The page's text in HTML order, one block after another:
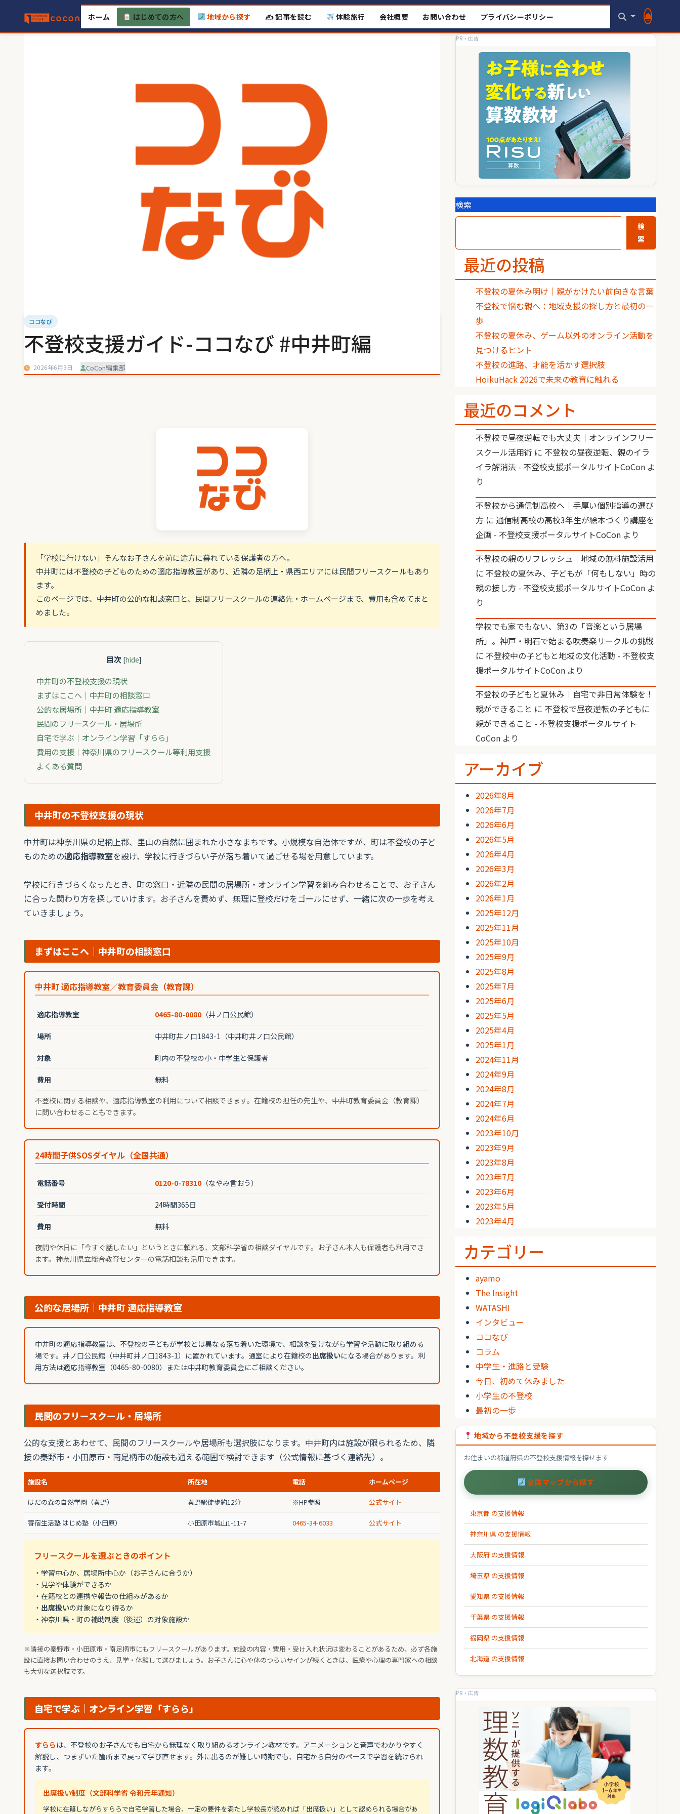
content
ホーム はじめての方へ 地域から探す ✍️ 記事を読む 体験旅行 会社概要 お問い合わせ プライバシーポリシー
ココなび
不登校支援ガイド-ココなび #中井町編
2026年6月3日 CoCon編集部
「学校に行けない」――そんなお子さんを前に途方に暮れている保護者の方へ。
中井町には不登校の子どものための適応指導教室があり、近隣の足柄上・県西エリアには民間フリースクールもあり
ます。
このページでは、中井町の公的な相談窓口と、民間フリースクールの連絡先・ホームページまで、費用も含めてまと
めました。
目次 [hide]
中井町の不登校支援の現状
まずはここへ｜中井町の相談窓口
公的な居場所｜中井町 適応指導教室
民間のフリースクール・居場所
自宅で学ぶ｜オンライン学習「すらら」
費用の支援｜神奈川県のフリースクール等利用支援
よくある質問
中井町の不登校支援の現状
中井町は神奈川県の足柄上郡、里山の自然に囲まれた小さなまちです。小規模な自治体ですが、町は不登校の子ど
ものための適応指導教室を設け、学校に行きづらい子が落ち着いて過ごせる場を用意しています。
学校に行きづらくなったとき、町の窓口・近隣の民間の居場所・オンライン学習を組み合わせることで、お子さん
に合った関わり方を探していけます。お子さんを責めず、無理に登校だけをゴールにせず、一緒に次の一歩を考え
ていきましょう。
まずはここへ｜中井町の相談窓口
中井町 適応指導教室／教育委員会（教育課）
適応指導教室 0465-80-0080 （井ノ口公民館）
場所 中井町井ノ口1843-1（中井町井ノ口公民館）
対象 町内の不登校の小・中学生と保護者
費用 無料
不登校に関する相談や、適応指導教室の利用について相談できます。在籍校の担任の先生や、中井町教育委員会（教育課）
に問い合わせることもできます。
24時間子供SOSダイヤル（全国共通）
電話番号 0120-0-78310 （なやみ言おう）
受付時間 24時間365日
費用 無料
夜間や休日に「今すぐ話したい」というときに頼れる、文部科学省の相談ダイヤルです。お子さん本人も保護者も利用でき
ます。神奈川県立総合教育センターの電話相談も活用できます。
公的な居場所｜中井町 適応指導教室
中井町の適応指導教室は、不登校の子どもが学校とは異なる落ち着いた環境で、相談を受けながら学習や活動に取り組める
場です。井ノ口公民館（中井町井ノ口1843-1）に置かれています。通室により在籍校の出席扱いになる場合があります。利
用方法は適応指導教室（0465-80-0080）または中井町教育委員会にご相談ください。
民間のフリースクール・居場所
公的な支援とあわせて、民間のフリースクールや居場所も選択肢になります。中井町内は施設が限られるため、隣
接の秦野市・小田原市・南足柄市の施設も通える範囲で検討できます（公式情報に基づく連絡先）。
施設名 所在地 電話 ホームページ
はだの森の自然学園（秦野） 秦野駅徒歩約12分 ※HP参照 公式サイト
寄宿生活塾 はじめ塾（小田原） 小田原市城山1-11-7 0465-34-6033 公式サイト
フリースクールを選ぶときのポイント
・学習中心か、居場所中心か（お子さんに合うか）
・見学や体験ができるか
・在籍校との連携や報告の仕組みがあるか
・ 出席扱いの対象になり得るか
・神奈川県・町の補助制度（後述）の対象施設か
※隣接の秦野市・小田原市・南足柄市にもフリースクールがあります。施設の内容・費用・受け入れ状況は変わることがあるため、必ず各施
設に直接お問い合わせのうえ、見学・体験して選びましょう。お子さんに心や体のつらいサインが続くときは、医療や心理の専門家への相談
も大切な選択肢です。
自宅で学ぶ｜オンライン学習「すらら」
すらら は、不登校のお子さんでも自宅から無理なく取り組めるオンライン教材です。アニメーションと音声でわかりやすく
解説し、つまずいた箇所まで戻って学び直せます。外に出るのが難しい時期でも、自宅から自分のペースで学習を続けられ
ます。
出席扱い制度（文部科学省 令和元年通知）
学校に在籍しながらすららで自宅学習した場合、一定の要件を満たし学校長が認めれば「出席扱い」として認められる場合があ
PR・広告
検索
検
索
最近の投稿
不登校の夏休み明け｜親がかけたい前向きな言葉
不登校で悩む親へ：地域支援の探し方と最初の一
歩
不登校の夏休み、ゲーム以外のオンライン活動を
見つけるヒント
不登校の進路、才能を活かす選択肢
HoikuHack 2026で未来の教育に触れる
最近のコメント
不登校で昼夜逆転でも大丈夫｜オンラインフリー
スクール活用術 に 不登校の昼夜逆転、親のイラ
イラ解消法 - 不登校支援ポータルサイトCoCon よ
り
不登校から通信制高校へ｜手厚い個別指導の選び
方 に通信制高校の高校3年生が絵本づくり講座を
企画 - 不登校支援ポータルサイトCoCon より
不登校の親のリフレッシュ｜地域の無料施設活用
に 不登校の夏休み、子どもが「何もしない」時の
親の接し方 - 不登校支援ポータルサイトCoCon よ
り
学校でも家でもない、第3の「音楽という居場
所」。神戸・明石で始まる吹奏楽サークルの挑戦
に 不登校中の子どもと地域の文化活動 - 不登校支
援ポータルサイトCoCon より
不登校の子どもと夏休み｜自宅で非日常体験を！
親ができること に 不登校で昼夜逆転の子どもに
親ができること - 不登校支援ポータルサイト
CoCon より
アーカイブ
2026年8月
2026年7月
2026年6月
2026年5月
2026年4月
2026年3月
2026年2月
2026年1月
2025年12月
2025年11月
2025年10月
2025年9月
2025年8月
2025年7月
2025年6月
2025年5月
2025年4月
2025年1月
2024年11月
2024年9月
2024年8月
2024年7月
2024年6月
2023年10月
2023年9月
2023年8月
2023年7月
2023年6月
2023年5月
2023年4月
カテゴリー
ayamo
The Insight
WATASHI
インタビュー
ココなび
コラム
中学生・進路と受験
今日、初めて休みました
小学生の不登校
最初の一歩
地域から不登校支援を探す
お住まいの都道府県の不登校支援情報を探せます
全国マップから探す
東京都 の支援情報
神奈川県 の支援情報
大阪府 の支援情報
埼玉県 の支援情報
愛知県 の支援情報
千葉県 の支援情報
福岡県 の支援情報
北海道 の支援情報
PR・広告